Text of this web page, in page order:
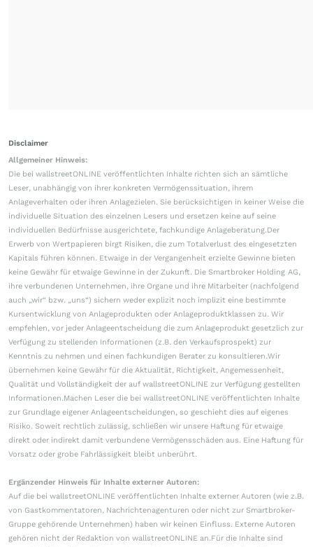
Disclaimer
Allgemeiner Hinweis:
Die bei wallstreetONLINE veröffentlichten Inhalte richten sich an sämtliche
Leser, unabhängig von ihrer konkreten Vermögenssituation, ihrem
Anlageverhalten oder ihren Anlagezielen. Sie berücksichtigen in keiner Weise die
individuelle Situation des einzelnen Lesers und ersetzen keine auf seine
individuellen Bedürfnisse ausgerichtete, fachkundige Anlageberatung.Der
Erwerb von Wertpapieren birgt Risiken, die zum Totalverlust des eingesetzten
Kapitals führen können. Etwaige in der Vergangenheit erzielte Gewinne bieten
keine Gewähr für etwaige Gewinne in der Zukunft. Die Smartbroker Holding AG,
ihre verbundenen Unternehmen, ihre Organe und ihre Mitarbeiter (nachfolgend
auch „wir“ bzw. „uns“) sichern weder explizit noch implizit eine bestimmte
Kursentwicklung von Anlageprodukten oder Anlageproduktklassen zu. Wir
empfehlen, vor jeder Anlageentscheidung die zum Anlageprodukt gesetzlich zur
Verfügung zu stellenden Informationen (z.B. den Verkaufsprospekt) zur
Kenntnis zu nehmen und einen fachkundigen Berater zu konsultieren.Wir
übernehmen keine Gewähr für die Aktualität, Richtigkeit, Angemessenheit,
Qualität und Vollständigkeit der auf wallstreetONLINE zur Verfügung gestellten
Informationen.Machen Leser die bei wallstreetONLINE veröffentlichten Inhalte
zur Grundlage eigener Anlageentscheidungen, so geschieht dies auf eigenes
Risiko. Soweit rechtlich zulässig, schließen wir unsere Haftung für etwaige
direkt oder indirekt damit verbundene Vermögensschäden aus. Eine Haftung für
Vorsatz oder grobe Fahrlässigkeit bleibt unberührt.
Ergänzender Hinweis für Inhalte externer Autoren:
Auf die bei wallstreetONLINE veröffentlichten Inhalte externer Autoren (wie z.B.
von Gastkommentatoren, Nachrichtenagenturen oder nicht zur Smartbroker-
Gruppe gehörende Unternehmen) haben wir keinen Einfluss. Externe Autoren
gehören nicht der Redaktion von wallstreetONLINE an.Für die Inhalte sind